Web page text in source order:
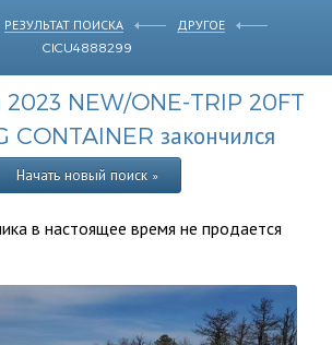
РЕЗУЛЬТАТ ПОИСКА
ДРУГОЕ
CICU4888299
2023 NEW/ONE-TRIP 20FT
CONTAINER закончился
Начать новый поиск »
в настоящее время не продается